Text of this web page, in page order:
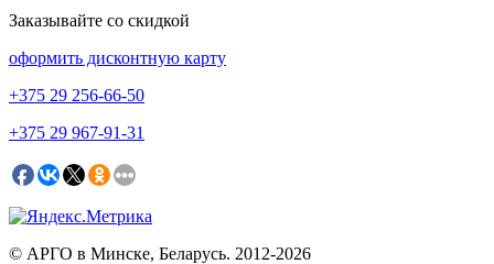
Заказывайте со скидкой
оформить дисконтную карту
+375 29 256-66-50
+375 29 967-91-31
© АРГО в Минске, Беларусь. 2012-2026